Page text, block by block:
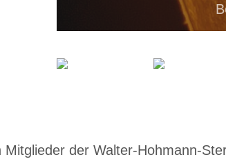
der Walter-Hohmann-